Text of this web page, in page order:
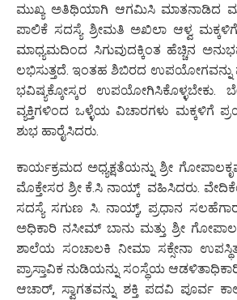
ಮುಖ್ಯ ಅತಿಥಿಯಾಗಿ ಆಗಮಿಸಿ ಮಾತನಾಡಿದ
ಪಾಲಿಕೆ ಸದಸ್ಯೆ ಶ್ರೀಮತಿ ಅಖಿಲಾ ಆಳ್ವ
ಮಾಧ್ಯಮದಿಂದ ಸಿಗುವುದಕ್ಕಿಂತ ಹೆಚ್ಚಿನ
ಲಭಿಸುತ್ತದೆ. ಇಂತಹ ಶಿಬಿರದ ಉಪಯೋಗವನ್ನು
ಭವಿಷ್ಯಕ್ಕೋಸ್ಕರ ಉಪಯೋಗಿಸಿಕೊಳ್ಳಬೇಕು.
ವ್ಯಕ್ತಿಗಳಿಂದ ಒಳ್ಳೆಯ ವಿಚಾರಗಳು ಮಕ್ಕಳಿಗೆ
ಶುಭ ಹಾರೈಸಿದರು.
ಕಾರ್ಯಕ್ರಮದ ಅಧ್ಯಕ್ಷತೆಯನ್ನು ಶ್ರೀ
ಮೊಕ್ತೇಸರ ಶ್ರೀ ಕೆ.ಸಿ ನಾಯ್ಕ್ ವಹಿಸಿದರು.
ಸದಸ್ಯೆ ಸಗುಣ ಸಿ. ನಾಯ್ಕ್, ಪ್ರಧಾನ
ಅಧಿಕಾರಿ ನಸೀಮ್ ಬಾನು ಮತ್ತು ಶ್ರೀ
ಶಾಲೆಯ ಸಂಚಾಲಕಿ ನೀಮಾ ಸಕ್ಸೇನಾ
ಪ್ರಾಸ್ತಾವಿಕ ನುಡಿಯನ್ನು ಸಂಸ್ಥೆಯ
ಆಚಾರ್, ಸ್ವಾಗತವನ್ನು ಶಕ್ತಿ ಪದವಿ ಪೂರ್ವ